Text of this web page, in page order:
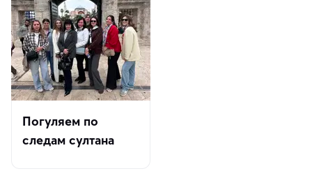
Погуляем по
следам султана